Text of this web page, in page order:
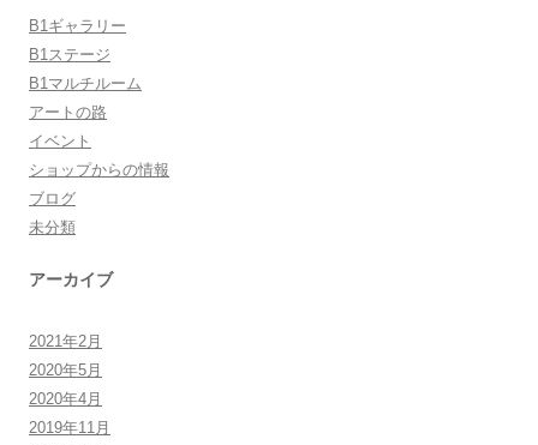
B1ギャラリー
B1ステージ
B1マルチルーム
アートの路
イベント
ショップからの情報
ブログ
未分類
アーカイブ
2021年2月
2020年5月
2020年4月
2019年11月